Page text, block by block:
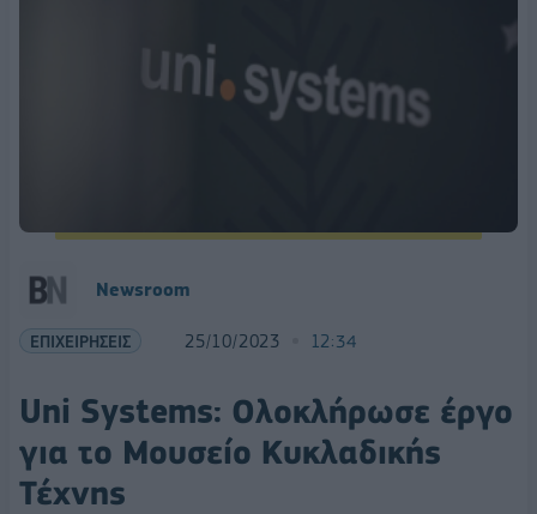
Newsroom
ΕΠΙΧΕΙΡΗΣΕΙΣ 25/10/2023 12:34
Uni Systems: Ολοκλήρωσε έργο
για το Μουσείο Κυκλαδικής
Τέχνης